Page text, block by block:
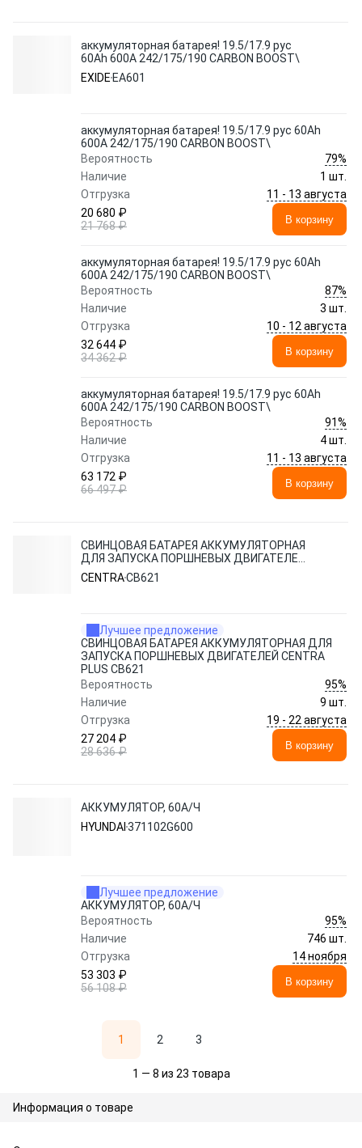
аккумуляторная батарея! 19.5/17.9 рус
60Ah 600A 242/175/190 CARBON BOOST\
EXIDE EA601
аккумуляторная батарея! 19.5/17.9 рус 60Ah
600A 242/175/190 CARBON BOOST\
Вероятность
79%
Наличие
1 шт.
Отгрузка
11 - 13 августа
20 680 ₽
21 768 ₽
В корзину
аккумуляторная батарея! 19.5/17.9 рус 60Ah
600A 242/175/190 CARBON BOOST\
Вероятность
87%
Наличие
3 шт.
Отгрузка
10 - 12 августа
32 644 ₽
34 362 ₽
В корзину
аккумуляторная батарея! 19.5/17.9 рус 60Ah
600A 242/175/190 CARBON BOOST\
Вероятность
91%
Наличие
4 шт.
Отгрузка
11 - 13 августа
63 172 ₽
66 497 ₽
В корзину
СВИНЦОВАЯ БАТАРЕЯ АККУМУЛЯТОРНАЯ
ДЛЯ ЗАПУСКА ПОРШНЕВЫХ ДВИГАТЕЛЕЙ
CENTRA PLUS CB621
CENTRACB621
Лучшее предложение
СВИНЦОВАЯ БАТАРЕЯ АККУМУЛЯТОРНАЯ ДЛЯ
ЗАПУСКА ПОРШНЕВЫХ ДВИГАТЕЛЕЙ CENTRA
PLUS CB621
Вероятность
95%
Наличие
9 шт.
Отгрузка
19 - 22 августа
27 204 ₽
28 636 ₽
В корзину
АККУМУЛЯТОР, 60А/Ч
HYUNDAI 371102G600
Лучшее предложение
АККУМУЛЯТОР, 60А/Ч
Вероятность
95%
Наличие
746 шт.
Отгрузка
14 ноября
53 303 ₽
56 108 ₽
В корзину
1 2 3
1 — 8 из 23 товара
Информация о товаре